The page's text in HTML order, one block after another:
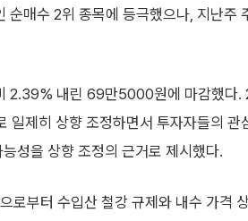
순매수 2위 종목에 등극했으나, 지난
2.39% 내린 69만5000원에 마감했다.
일제히 상향 조정하면서 투자자들의 관
성을 상향 조정의 근거로 제시했다.
로부터 수입산 철강 규제와 내수 가격